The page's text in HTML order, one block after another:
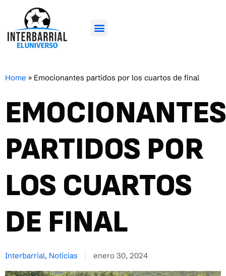
Home » Emocionantes partidos por los cuartos de final
EMOCIONANTES
PARTIDOS POR
LOS CUARTOS
DE FINAL
Interbarrial, Noticias enero 30, 2024